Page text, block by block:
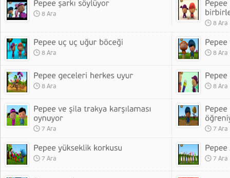
8 Ara
8 Ara
8 Ara 8 Ara
8 Ara 8 Ara
7 Ara 7 Ara
7 Ara 7 Ara